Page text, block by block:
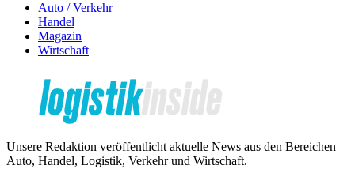
Auto / Verkehr
Handel
Magazin
Wirtschaft
Unsere Redaktion veröffentlicht aktuelle News aus den Bereichen
Auto, Handel, Logistik, Verkehr und Wirtschaft.